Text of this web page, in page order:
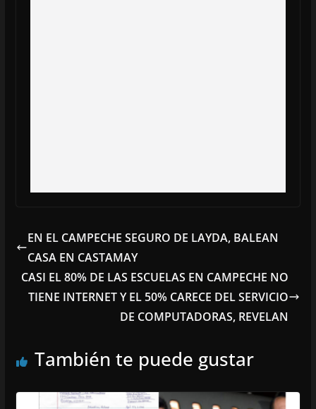
EN EL CAMPECHE SEGURO DE LAYDA, BALEAN
CASA EN CASTAMAY
CASI EL 80% DE LAS ESCUELAS EN CAMPECHE NO
TIENE INTERNET Y EL 50% CARECE DEL SERVICIO
DE COMPUTADORAS, REVELAN
También te puede gustar